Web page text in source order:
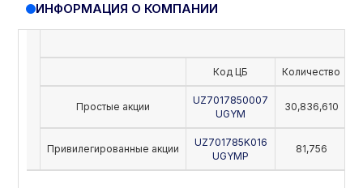
ИНФОРМАЦИЯ О КОМПАНИИ
Код ЦБ Количество
Простые акции
UZ7017850007
UGYM
30,836,610
Привилегированные акции
UZ701785K016
UGYMP
81,756